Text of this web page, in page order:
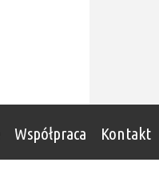
Współpraca Kontakt